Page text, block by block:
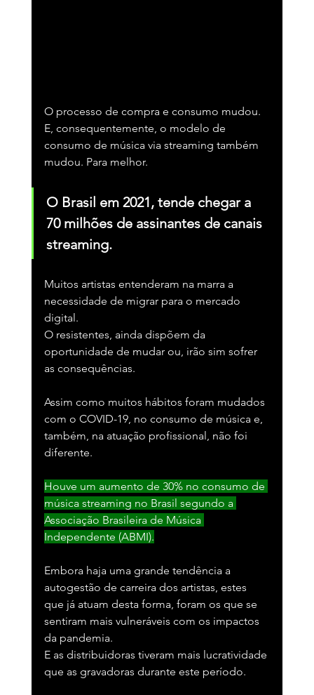
O processo de compra e consumo mudou.
E, consequentemente, o modelo de
consumo de música via streaming também
mudou. Para melhor.
O Brasil em 2021, tende chegar a
70 milhões de assinantes de canais
streaming.
Muitos artistas entenderam na marra a
necessidade de migrar para o mercado
digital.
O resistentes, ainda dispõem da
oportunidade de mudar ou, irão sim sofrer
as consequências.
Assim como muitos hábitos foram mudados
com o COVID-19, no consumo de música e,
também, na atuação profissional, não foi
diferente.
Houve um aumento de 30% no consumo de
música streaming no Brasil segundo a
Associação Brasileira de Música
Independente (ABMI).
Embora haja uma grande tendência a
autogestão de carreira dos artistas, estes
que já atuam desta forma, foram os que se
sentiram mais vulneráveis com os impactos
da pandemia.
E as distribuidoras tiveram mais lucratividade
que as gravadoras durante este período.